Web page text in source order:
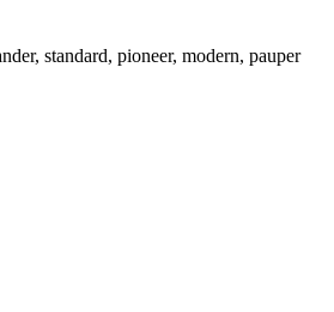
standard, pioneer, modern, pauper